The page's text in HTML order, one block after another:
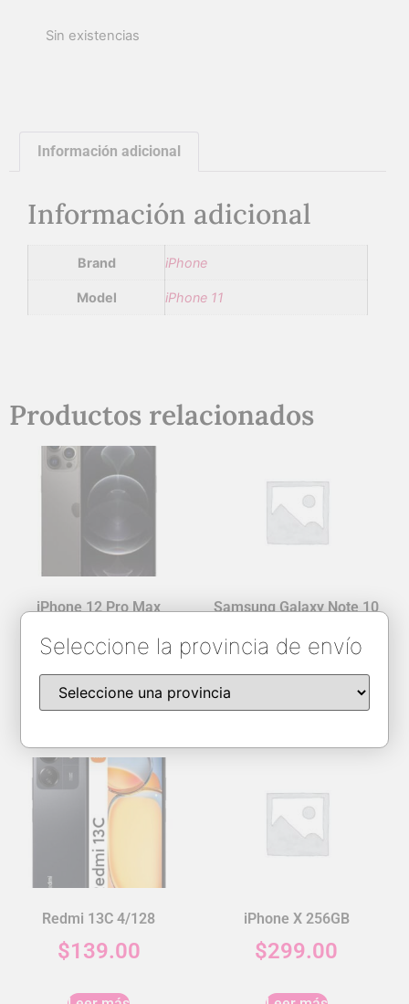
Sin existencias
Información adicional
Información adicional
Brand iPhone
Model iPhone 11
Productos relacionados
iPhone 12 Pro Max
$479.00
Leer más
Samsung Galaxy Note 10
$ 379.00
Leer más
Redmi 13C 4/128
$139.00
iPhone X 256GB
$299.00
Seleccione la provincia de envío